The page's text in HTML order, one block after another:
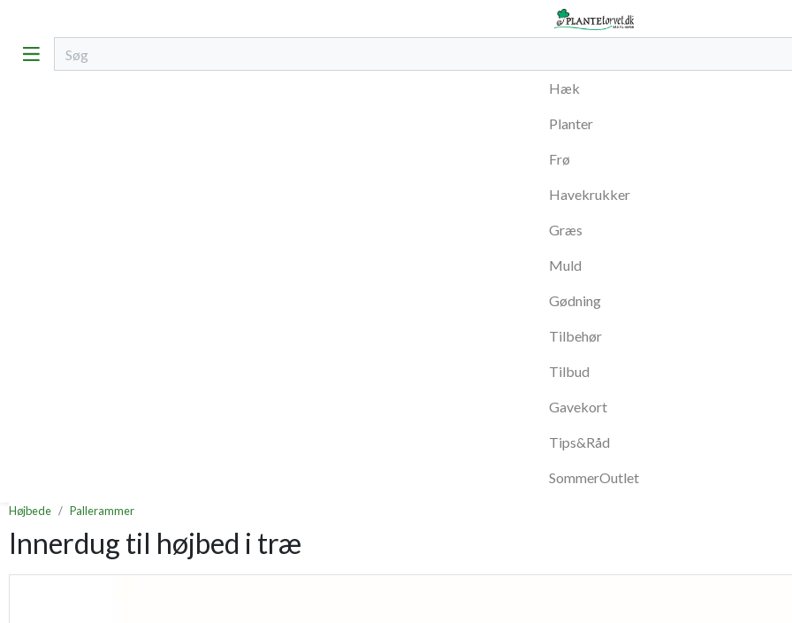
Hæk
Planter
Frø
Havekrukker
Græs
Muld
Gødning
Tilbehør
Tilbud
Gavekort
Tips&Råd
SommerOutlet
Højbede Pallerammer
Innerdug til højbed i træ